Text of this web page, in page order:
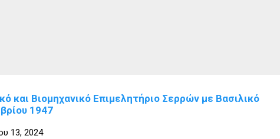
και Βιομηχανικό Επιμελητήριο Σερρών με Βασιλικό
1947
13, 2024